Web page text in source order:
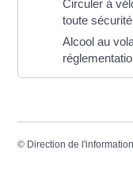
Circuler à
toute sécurité
Alcool au
© Direction de